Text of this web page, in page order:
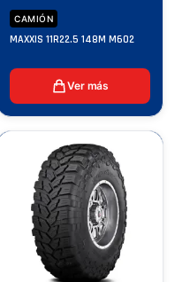
CAMIÓN
MAXXIS 11R22.5 148M M602
Ver más